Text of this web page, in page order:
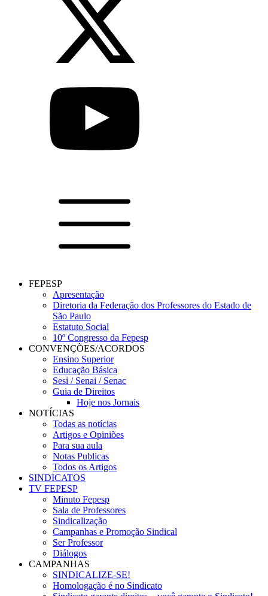
FEPESP
Apresentação
Diretoria da Federação dos Professores do Estado de
São Paulo
Estatuto Social
10º Congresso da Fepesp
CONVENÇÕES/ACORDOS
Ensino Superior
Educação Básica
Sesi / Senai / Senac
Guia de Direitos
Hoje nos Jornais
NOTÍCIAS
Todas as notícias
Artigos e Opiniões
Para sua aula
Notas Publicas
Todos os Artigos
SINDICATOS
TV FEPESP
Minuto Fepesp
Sala de Professores
Sindicalização
Campanhas e Promoção Sindical
Ser Professor
Diálogos
CAMPANHAS
SINDICALIZE-SE!
Homologação é no Sindicato